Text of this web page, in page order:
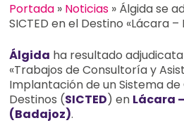
Portada » Noticias » Álgida se
SICTED en el Destino «Lácara –
Álgida ha resultado
«Trabajos de Consultoría y
Implantación de un Sistema
Destinos (SICTED) en Lácara
(Badajoz).